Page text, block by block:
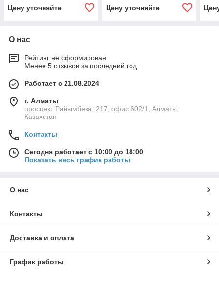
Цену уточняйте
Цену уточняйте
О нас
Рейтинг не сформирован
Менее 5 отзывов за последний год
Работает с 21.08.2024
г. Алматы
проспект Райымбека, 217, офис 602/1, Алматы,
Казахстан
Контакты
Сегодня работает с 10:00 до 18:00
Показать весь график работы
О нас
Контакты
Доставка и оплата
График работы